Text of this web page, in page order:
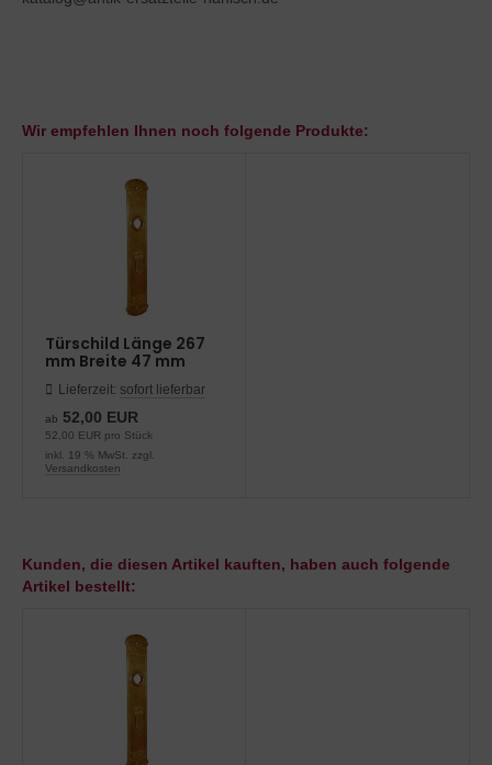
Wir empfehlen Ihnen noch folgende Produkte:
Türschild Länge 267
mm Breite 47 mm
Lieferzeit: sofort lieferbar
ab 52,00 EUR
52,00 EUR pro Stück
inkl. 19 % MwSt. zzgl.
Versandkosten
Kunden, die diesen Artikel kauften, haben auch folgende
Artikel bestellt: